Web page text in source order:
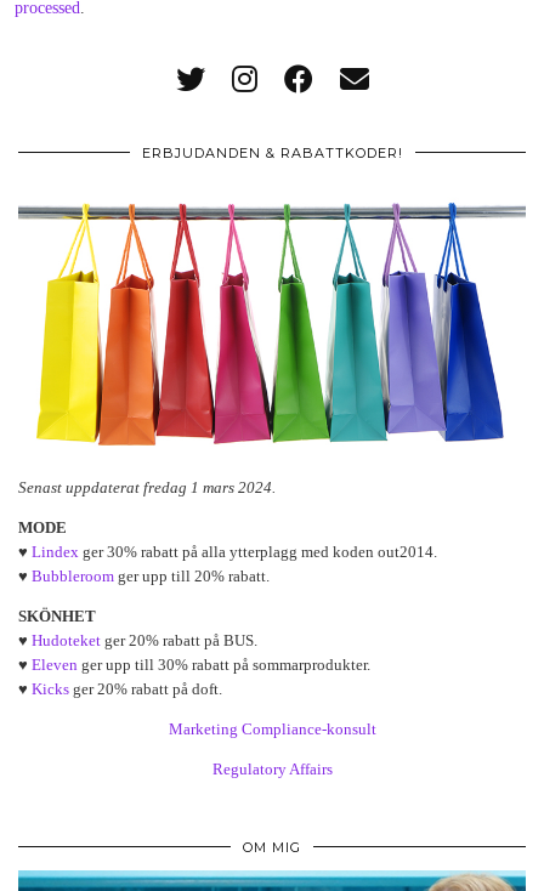
processed.
ERBJUDANDEN & RABATTKODER!
Senast uppdaterat fredag 1 mars 2024.
MODE
♥ Lindex ger 30% rabatt på alla ytterplagg med koden out2014.
♥ Bubbleroom ger upp till 20% rabatt.
SKÖNHET
♥ Hudoteket ger 20% rabatt på BUS.
♥ Eleven ger upp till 30% rabatt på sommarprodukter.
♥ Kicks ger 20% rabatt på doft.
Marketing Compliance-konsult
Regulatory Affairs
OM MIG